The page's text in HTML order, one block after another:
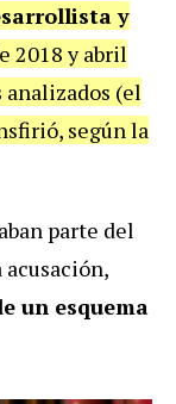
y
2018 y abril
analizados (el
según la
parte del
un esquema